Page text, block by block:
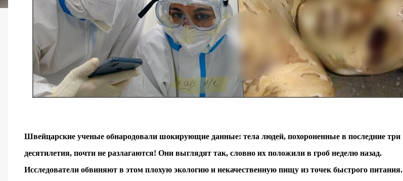
Швейцарские ученые обнародовали шокирующие данные: тела людей, похороненные в последние три
десятилетия, почти не разлагаются! Они выглядят так, словно их положили в гроб неделю назад.
Исследователи обвиняют в этом плохую экологию и некачественную пищу из точек быстрого питания.